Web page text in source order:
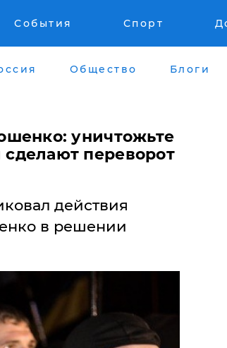
События Спорт
Общество Блоги
уничтожьте
переворот
действия
в решении